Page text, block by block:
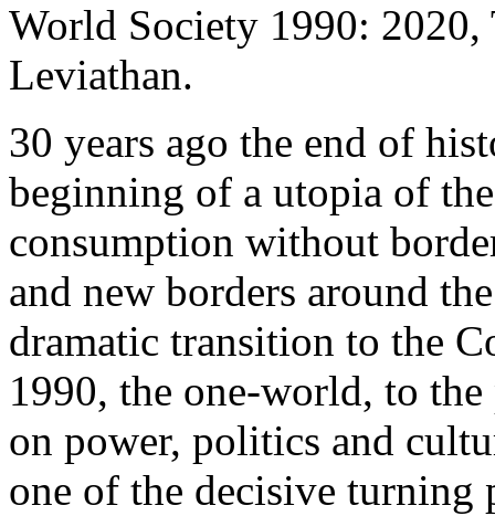
World Society 1990: 2020,
Leviathan.
30 years ago the end of
beginning of a utopia of
consumption without
and new borders around
dramatic transition to the
1990, the one-world, to the
on power, politics and
one of the decisive turning